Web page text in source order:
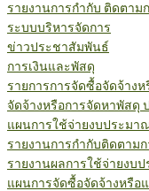
รายงานการกำกับ ติดตาม
ระบบบริหารจัดการ
ข่าวประชาสัมพันธ์
การเงินและพัสดุ
รายการการจัดซื้อจัดจ้าง
จัดจ้างหรือการจัดหาพัสดุ
แผนการใช้จ่ายงบประมา
รายงานการกำกับติดตาม
รายงานผลการใช้จ่ายงบ
แผนการจัดซื้อจัดจ้างหรือ